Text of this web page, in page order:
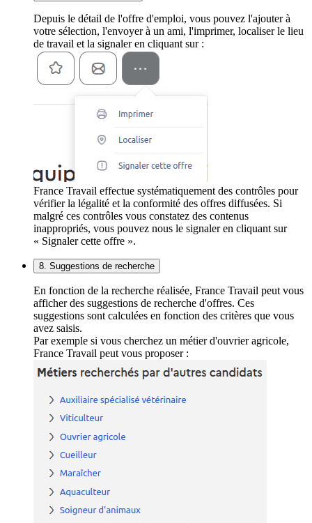
Depuis le détail de l'offre d'emploi, vous pouvez l'ajouter à
votre sélection, l'envoyer à un ami, l'imprimer, localiser le lieu
de travail et la signaler en cliquant sur :
France Travail effectue systématiquement des contrôles pour
vérifier la légalité et la conformité des offres diffusées. Si
malgré ces contrôles vous constatez des contenus
inappropriés, vous pouvez nous le signaler en cliquant sur
« Signaler cette offre ».
8. Suggestions de recherche
En fonction de la recherche réalisée, France Travail peut vous
afficher des suggestions de recherche d'offres. Ces
suggestions sont calculées en fonction des critères que vous
avez saisis.
Par exemple si vous cherchez un métier d'ouvrier agricole,
France Travail peut vous proposer :